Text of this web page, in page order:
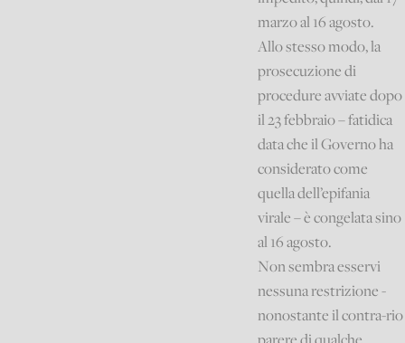
marzo al 16 agosto.
Allo stesso modo, la
prosecuzione di
procedure avviate dopo
il 23 febbraio – fatidica
data che il Governo ha
considerato come
quella dell’epifania
virale – è congelata sino
al 16 agosto.
Non sembra esservi
nessuna restrizione -
nonostante il contra-rio